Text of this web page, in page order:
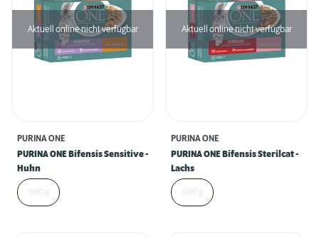
Aktuell online nicht verfügbar
PURINA ONE
PURINA ONE Bifensis Sensitive -
Huhn
Aktuell online nicht verfügbar
PURINA ONE
PURINA ONE Bifensis Sterilcat -
Lachs